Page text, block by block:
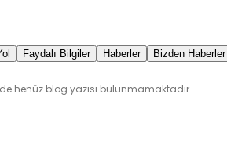
Faydalı Bilgiler Haberler Bizden Haberler
henüz blog yazısı bulunmamaktadır.